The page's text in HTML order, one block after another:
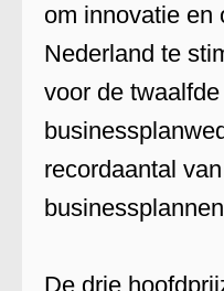
om innovatie en
Nederland te
voor de
recordaantal
De drie